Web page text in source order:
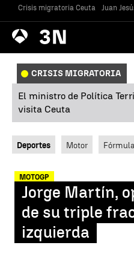
Crisis migratoria Ceuta Juan
Antena
3 Noticias
CRISIS MIGRATORIA
El ministro de Política
visita Ceuta
Deportes Motor
MOTOGP
Jorge Martín,
de su triple
izquierda